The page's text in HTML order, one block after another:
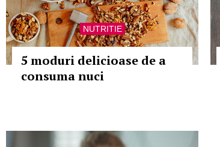
NUTRITIE
5 moduri delicioase de a
consuma nuci